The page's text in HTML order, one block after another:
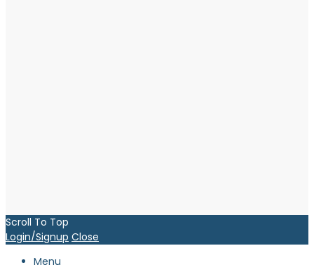
Scroll To Top
Login/Signup Close
Menu